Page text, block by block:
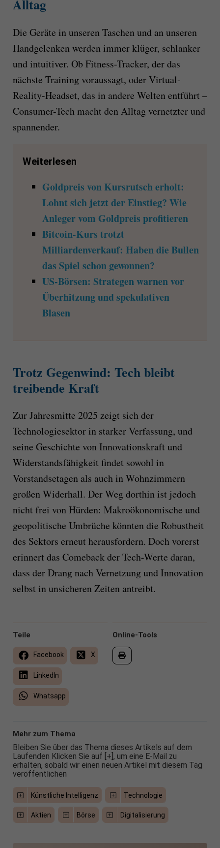
Alltag
Die Geräte in unseren Taschen und an unseren
Handgelenken werden immer klüger, schlanker
und intuitiver. Ob Fitness-Tracker, der das
nächste Training voraussagt, oder Virtual-
Reality-Headset, das in andere Welten entführt –
Consumer-Tech macht den Alltag vernetzter und
spannender.
Weiterlesen
Goldpreis von Kursrutsch erholt:
Lohnt sich jetzt der Einstieg? Wie
Anleger vom Goldpreis profitieren
Bitcoin-Kurs trotzt
Milliardenverkauf: Haben die Bullen
das Spiel schon gewonnen?
US-Börsen: Strategen warnen vor
Überhitzung und spekulativen
Blasen
Trotz Gegenwind: Tech bleibt
treibende Kraft
Zur Jahresmitte 2025 zeigt sich der
Technologiesektor in starker Verfassung, und
seine Geschichte von Innovationskraft und
Widerstandsfähigkeit findet sowohl in
Vorstandsetagen als auch in Wohnzimmern
großen Widerhall. Der Weg dorthin ist jedoch
nicht frei von Hürden: Makroökonomische und
geopolitische Umbrüche könnten die Robustheit
des Sektors erneut herausfordern. Doch vorerst
erinnert das Comeback der Tech-Werte daran,
dass der Drang nach Vernetzung und Innovation
selbst in unsicheren Zeiten antreibt.
Online-Tools
Teile
Facebook X
LinkedIn
Whatsapp
Mehr zum Thema
Bleiben Sie über das Thema dieses Artikels auf dem
Laufenden Klicken Sie auf [+], um eine E-Mail zu
erhalten, sobald wir einen neuen Artikel mit diesem Tag
veröffentlichen
Künstliche Intelligenz Technologie
Aktien Börse Digitalisierung